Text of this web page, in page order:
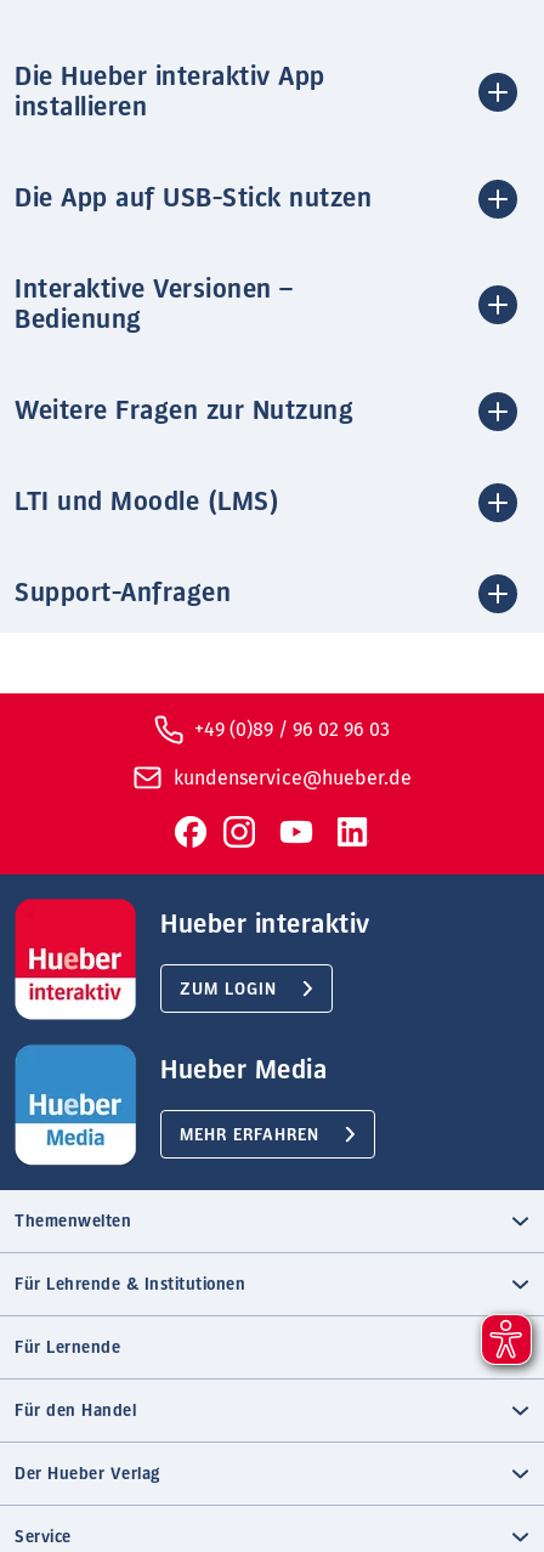
Die Hueber interaktiv App
installieren
Die App auf USB-Stick nutzen
Interaktive Versionen –
Bedienung
Weitere Fragen zur Nutzung
LTI und Moodle (LMS)
Support-Anfragen
+49 (0)89 / 96 02 96 03
kundenservice@hueber.de
Hueber interaktiv
ZUM LOGIN
Hueber Media
MEHR ERFAHREN
Themenwelten
Für Lehrende & Institutionen
Für Lernende
Für den Handel
Der Hueber Verlag
Service